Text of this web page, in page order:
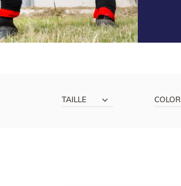
TAILLE